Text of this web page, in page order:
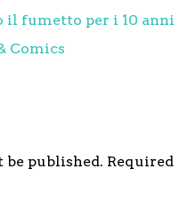
il fumetto per i 10 anni
Comics
published. Required